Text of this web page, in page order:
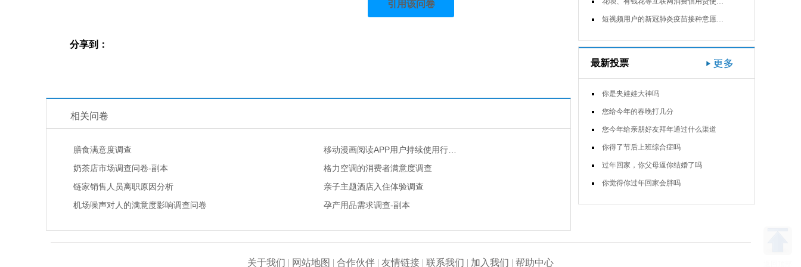
引用该问卷
分享到：
相关问卷
膳食满意度调查
移动漫画阅读APP用户持续使用行…
奶茶店市场调查问卷-副本
格力空调的消费者满意度调查
链家销售人员离职原因分析
亲子主题酒店入住体验调查
机场噪声对人的满意度影响调查问卷
孕产用品需求调查-副本
短视频用户的新冠肺炎疫苗接种意愿…
最新投票
你是夹娃娃大神吗
您给今年的春晚打几分
您今年给亲朋好友拜年通过什么渠道
你得了节后上班综合症吗
过年回家，你父母逼你结婚了吗
你觉得你过年回家会胖吗
关于我们 | 网站地图 | 合作伙伴 | 友情链接 | 联系我们 | 加入我们 | 帮助中心